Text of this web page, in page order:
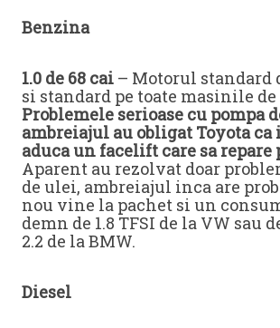
Benzina
1.0 de 68 cai – Motorul standard
si standard pe toate masinile
Problemele serioase cu pompa
ambreiajul au obligat Toyota ca
aduca un facelift care sa repare
Aparent au rezolvat doar
de ulei, ambreiajul inca are
nou vine la pachet si un
demn de 1.8 TFSI de la VW sau
2.2 de la BMW.
Diesel